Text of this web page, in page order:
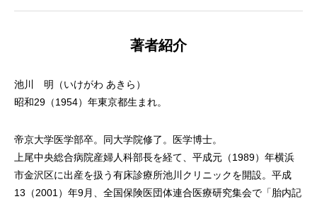
著者紹介
池川 明（いけがわ あきら）
昭和29（1954）年東京都生まれ。
帝京大学医学部卒。同大学院修了。医学博士。
上尾中央総合病院産婦人科部長を経て、平成元（1989）年横浜
市金沢区に出産を扱う有床診療所池川クリニックを開設。平成
13（2001）年9月、全国保険医団体連合医療研究集会で「胎内記